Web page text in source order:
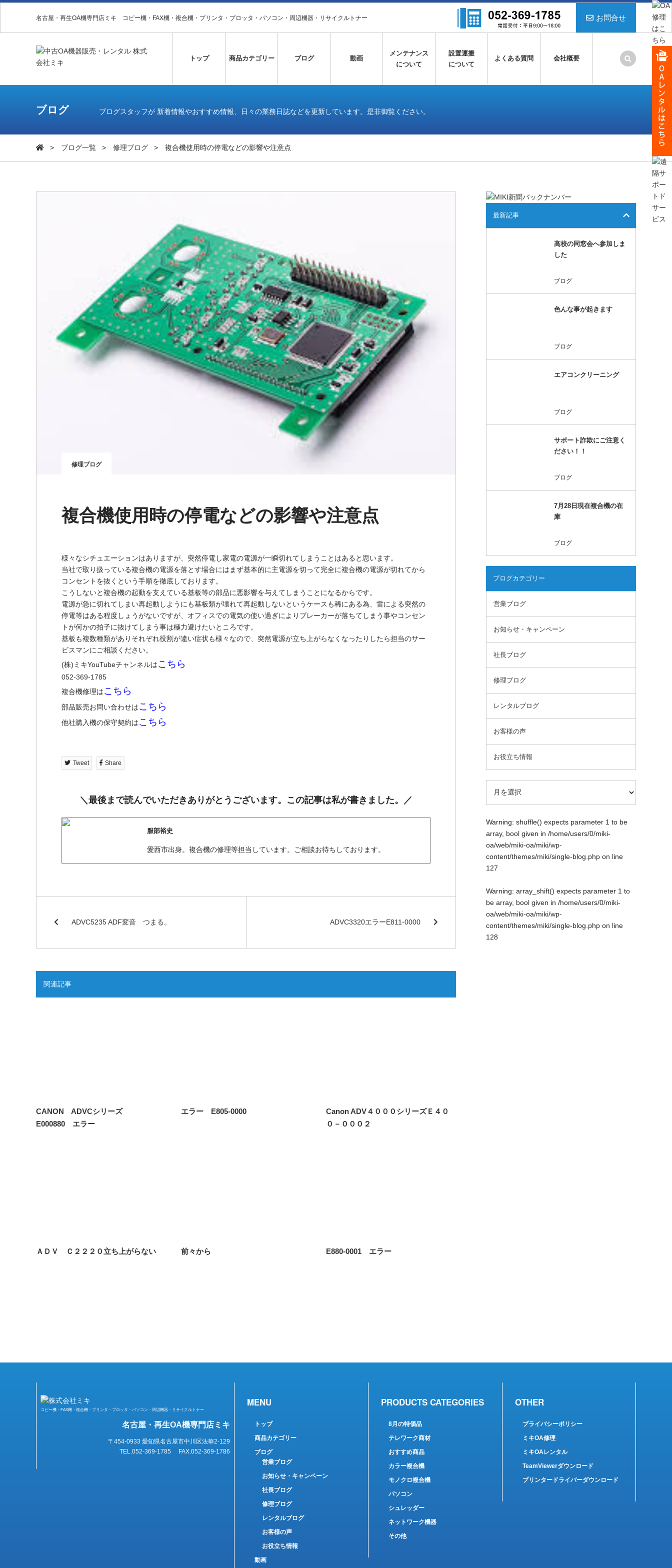
名古屋・再生OA機専門店ミキ コピー機・FAX機・複合機・プリンタ・プロッタ・パソコン・周辺機器・リサイクルトナー お問合せ
トップ 商品カテゴリー ブログ 動画
メンテナンス
について
設置運搬
について
よくある質問 会社概要
ブログ ブログスタッフが 新着情報やおすすめ情報、日々の業務日誌などを更新しています。是非御覧ください。
ブログ一覧 修理ブログ 複合機使用時の停電などの影響や注意点
修理ブログ
複合機使用時の停電などの影響や注意点
様々なシチュエーションはありますが、突然停電し家電の電源が一瞬切れてしまうことはあると思います。
当社で取り扱っている複合機の電源を落とす場合にはまず基本的に主電源を切って完全に複合機の電源が切れてから
コンセントを抜くという手順を徹底しております。
こうしないと複合機の起動を支えている基板等の部品に悪影響を与えてしまうことになるからです。
電源が急に切れてしまい再起動しようにも基板類が壊れて再起動しないというケースも稀にある為、雷による突然の
停電等はある程度しょうがないですが、オフィスでの電気の使い過ぎによりブレーカーが落ちてしまう事やコンセン
トが何かの拍子に抜けてしまう事は極力避けたいところです。
基板も複数種類がありそれぞれ役割が違い症状も様々なので、突然電源が立ち上がらなくなったりしたら担当のサー
ビスマンにご相談ください。
(株)ミキYouTubeチャンネルはこちら
052-369-1785
複合機修理はこちら
部品販売お問い合わせはこちら
他社購入機の保守契約はこちら
Tweet Share
＼最後まで読んでいただきありがとうございます。この記事は私が書きました。／
服部裕史
愛西市出身。複合機の修理等担当しています。ご相談お待ちしております。
ADVC5235 ADF変音 つまる。 ADVC3320エラーE811-0000
関連記事
CANON ADVCシリーズ
E000880 エラー
エラー E805-0000
Canon ADV４０００シリーズＥ４０
０－０００２
ＡＤＶ Ｃ２２２０立ち上がらない 前々から E880-0001 エラー
最新記事
高校の同窓会へ参加しま
した
ブログ
色んな事が起きます
ブログ
エアコンクリーニング
ブログ
サポート詐欺にご注意く
ださい！！
ブログ
7月28日現在複合機の在
庫
ブログ
ブログカテゴリー
営業ブログ
お知らせ・キャンペーン
社長ブログ
修理ブログ
レンタルブログ
お客様の声
お役立ち情報
Warning: shuffle() expects parameter 1 to be
array, bool given in /home/users/0/miki-
oa/web/miki-oa/miki/wp-
content/themes/miki/single-blog.php on line
127
Warning: array_shift() expects parameter 1 to
be array, bool given in /home/users/0/miki-
oa/web/miki-oa/miki/wp-
content/themes/miki/single-blog.php on line
128
コピー機・FAX機・複合機・プリンタ・プロッタ・パソコン・周辺機器・リサイクルトナー
名古屋・再生OA機専門店ミキ
〒454-0933 愛知県名古屋市中川区法華2-129
TEL.052-369-1785 FAX.052-369-1786
MENU
トップ
商品カテゴリー
ブログ
営業ブログ
お知らせ・キャンペーン
社長ブログ
修理ブログ
レンタルブログ
お客様の声
お役立ち情報
動画
PRODUCTS CATEGORIES
8月の特価品
テレワーク商材
おすすめ商品
カラー複合機
モノクロ複合機
パソコン
シュレッダー
ネットワーク機器
その他
OTHER
プライバシーポリシー
ミキOA修理
ミキOAレンタル
TeamViewerダウンロード
プリンタードライバーダウンロード